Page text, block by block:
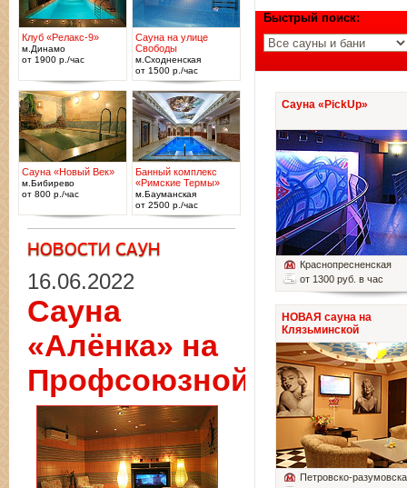
Быстрый поиск:
Сауна «PickUp»
Краснопресненская
от 1300 руб. в час
НОВАЯ сауна на
Клязьминской
Петровско-
Клуб «Релакс-9»
м.Динамо
от 1900 р./час
Сауна на улице
Свободы
м.Сходненская
от 1500 р./час
Сауна «Новый Век»
м.Бибирево
от 800 р./час
Банный комплекс
«Римские Термы»
м.Бауманская
от 2500 р./час
16.06.2022
Сауна
«Алёнка» на
Профсоюзной